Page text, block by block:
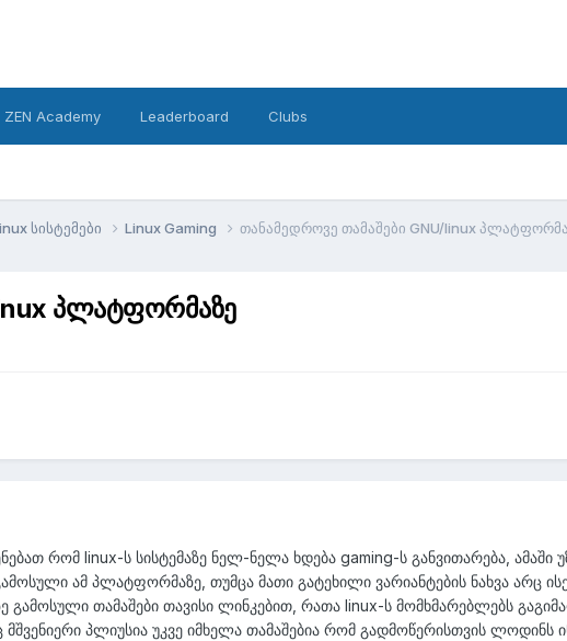
ZEN Academy Leaderboard Clubs
სისტემები Linux Gaming თანამედროვე თამაშები GNU/linux
პლატფორმაზე
რომ linux-ს სისტემაზე ნელ-ნელა ხდება gaming-ს განვითარება, ამაში
ამ პლატფორმაზე, თუმცა მათი გატეხილი ვარიანტების ნახვა არც
გამოსული თამაშები თავისი ლინკებით, რათა linux-ს მომხმარებლებს
მშვენიერი პლიუსია უკვე იმხელა თამაშებია რომ გადმოწერისთვის